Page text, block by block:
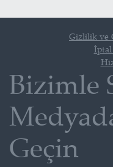
Gizlilik ve
İptal
Bizimle
Geçin